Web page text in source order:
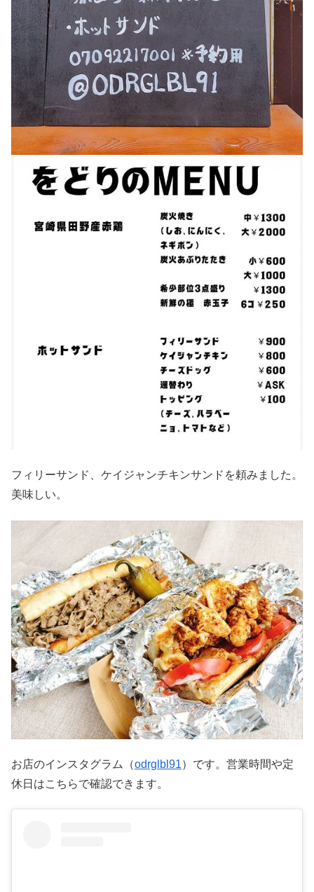
フィリーサンド、ケイジャンチキンサンドを頼みました。
美味しい。
お店のインスタグラム（odrglbl91）です。営業時間や定
休日はこちらで確認できます。